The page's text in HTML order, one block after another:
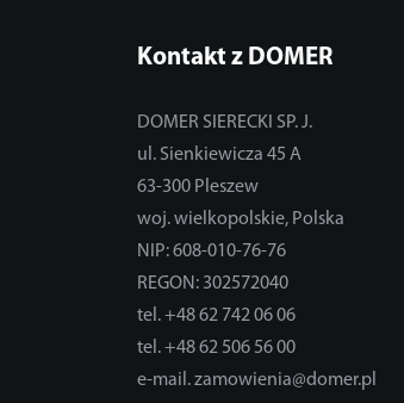
Kontakt z DOMER
DOMER SIERECKI SP. J.
ul. Sienkiewicza 45 A
63-300 Pleszew
woj. wielkopolskie, Polska
NIP: 608-010-76-76
REGON: 302572040
tel. +48 62 742 06 06
tel. +48 62 506 56 00
e-mail. zamowienia@domer.pl